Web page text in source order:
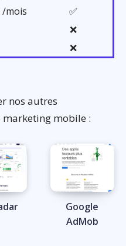
/mois
✅
❌
❌
nos autres
mobile :
Google
AdMob